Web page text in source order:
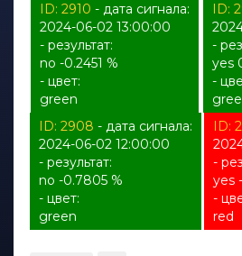
ID: 2910 - дата сигнала:
2024-06-02 13:00:00
- результат:
no -0.2451 %
- цвет:
green
ID:
-
yes
-
ID: 2908 - дата сигнала:
2024-06-02 12:00:00
- результат:
no -0.7805 %
- цвет:
green
ID:
-
yes
-
red